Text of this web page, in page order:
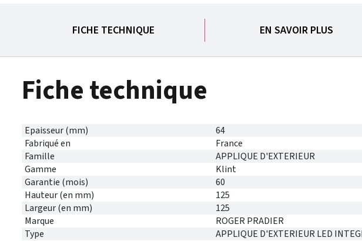
FICHE TECHNIQUE EN SAVOIR PLUS
Fiche technique
Epaisseur (mm)
64
Fabriqué en
France
Famille
APPLIQUE D'EXTERIEUR
Gamme
Klint
Garantie (mois)
60
Hauteur (en mm)
125
Largeur (en mm)
125
Marque
ROGER PRADIER
Type
APPLIQUE D'EXTERIEUR LED